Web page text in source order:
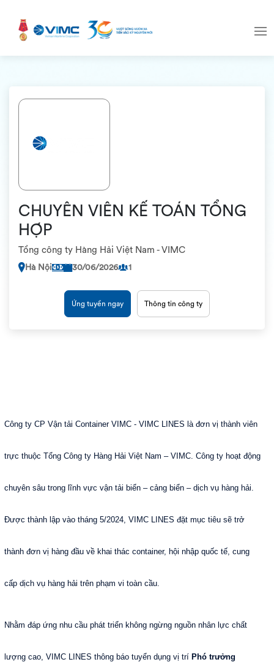
CHUYÊN VIÊN KẾ TOÁN TỔNG
HỢP
Tổng công ty Hàng Hải Việt Nam - VIMC
Hà Nội 30/06/2026 1
Ứng tuyển ngay Thông tin công ty
Công ty CP Vận tải Container VIMC - VIMC LINES là đơn vị thành viên
trực thuộc Tổng Công ty Hàng Hải Việt Nam – VIMC. Công ty hoạt động
chuyên sâu trong lĩnh vực vận tải biển – cảng biển – dịch vụ hàng hải.
Được thành lập vào tháng 5/2024, VIMC LINES đặt mục tiêu sẽ trở
thành đơn vị hàng đầu về khai thác container, hội nhập quốc tế, cung
cấp dịch vụ hàng hải trên phạm vi toàn cầu.
Nhằm đáp ứng nhu cầu phát triển không ngừng nguồn nhân lực chất
lượng cao, VIMC LINES thông báo tuyển dụng vị trí Phó trưởng